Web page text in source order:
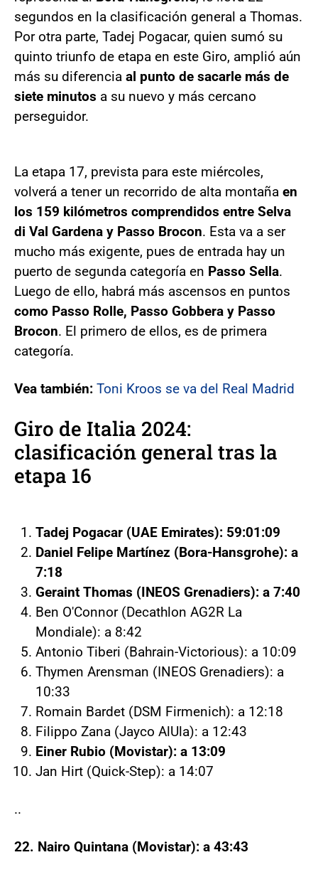
segundos en la clasificación general a Thomas.
Por otra parte, Tadej Pogacar, quien sumó su
quinto triunfo de etapa en este Giro, amplió aún
más su diferencia al punto de sacarle más de
siete minutos a su nuevo y más cercano
perseguidor.
La etapa 17, prevista para este miércoles,
volverá a tener un recorrido de alta montaña en
los 159 kilómetros comprendidos entre Selva
di Val Gardena y Passo Brocon. Esta va a ser
mucho más exigente, pues de entrada hay un
puerto de segunda categoría en Passo Sella.
Luego de ello, habrá más ascensos en puntos
como Passo Rolle, Passo Gobbera y Passo
Brocon. El primero de ellos, es de primera
categoría.
Vea también: Toni Kroos se va del Real Madrid
Giro de Italia 2024:
clasificación general tras la
etapa 16
Tadej Pogacar (UAE Emirates): 59:01:09
Daniel Felipe Martínez (Bora-Hansgrohe): a
7:18
Geraint Thomas (INEOS Grenadiers): a 7:40
Ben O'Connor (Decathlon AG2R La
Mondiale): a 8:42
Antonio Tiberi (Bahrain-Victorious): a 10:09
Thymen Arensman (INEOS Grenadiers): a
10:33
Romain Bardet (DSM Firmenich): a 12:18
Filippo Zana (Jayco AlUla): a 12:43
Einer Rubio (Movistar): a 13:09
Jan Hirt (Quick-Step): a 14:07
..
22. Nairo Quintana (Movistar): a 43:43